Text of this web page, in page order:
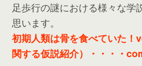
足歩行の謎における様々な学
思います。
初期人類は骨を食べていた！
関する仮説紹介）・・・・